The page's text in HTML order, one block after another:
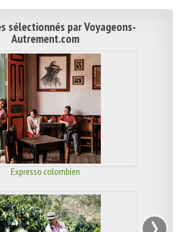
sélectionnés par Voyageons-
Autrement.com
Expresso colombien